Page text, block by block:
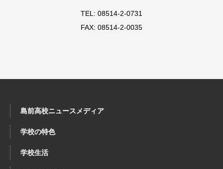
TEL: 08514-2-0731
FAX: 08514-2-0035
島前高校ニュースメディア
学校の特色
学校生活